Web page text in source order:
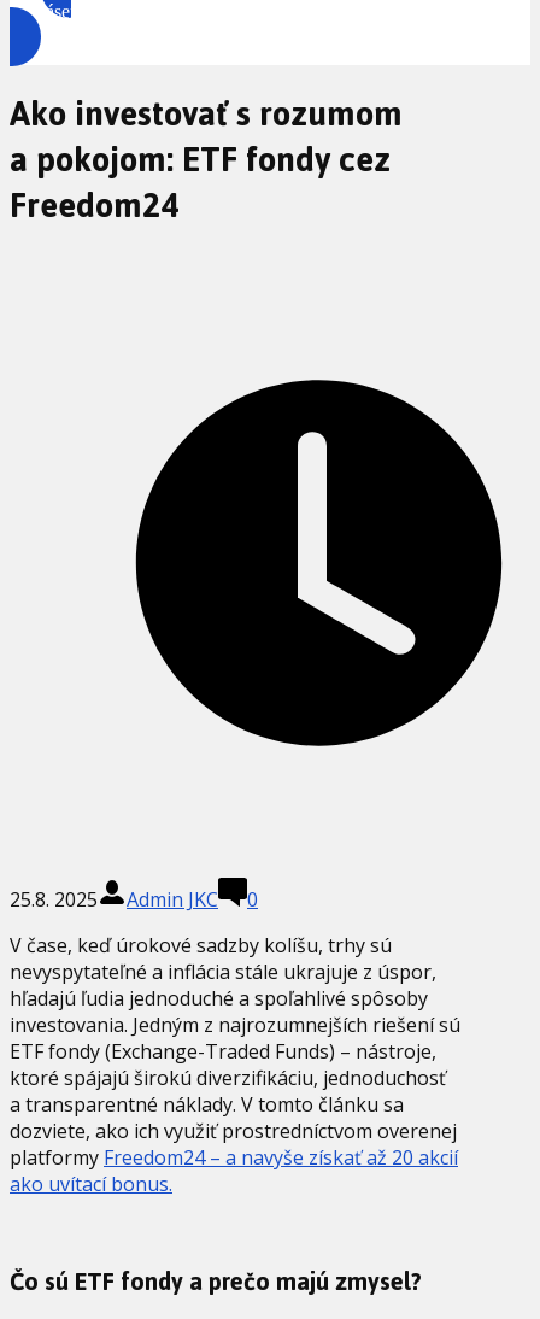
Prihlásenie
Ako investovať s rozumom
a pokojom: ETF fondy cez
Freedom24
25.8. 2025 Admin JKC
0
V čase, keď úrokové sadzby kolíšu, trhy sú
nevyspytateľné a inflácia stále ukrajuje z úspor,
hľadajú ľudia jednoduché a spoľahlivé spôsoby
investovania. Jedným z najrozumnejších riešení sú
ETF fondy (Exchange-Traded Funds) – nástroje,
ktoré spájajú širokú diverzifikáciu, jednoduchosť
a transparentné náklady. V tomto článku sa
dozviete, ako ich využiť prostredníctvom overenej
platformy Freedom24 – a navyše získať až 20 akcií
ako uvítací bonus.
Čo sú ETF fondy a prečo majú zmysel?